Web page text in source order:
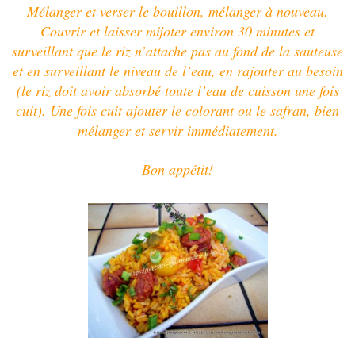
Mélanger et verser le bouillon, mélanger à nouveau.
Couvrir et laisser mijoter environ 30 minutes et
surveillant que le riz n’attache pas au fond de la sauteuse
et en surveillant le niveau de l’eau, en rajouter au besoin
(le riz doit avoir absorbé toute l’eau de cuisson une fois
cuit). Une fois cuit ajouter le colorant ou le safran, bien
mélanger et servir immédiatement.
Bon appétit!